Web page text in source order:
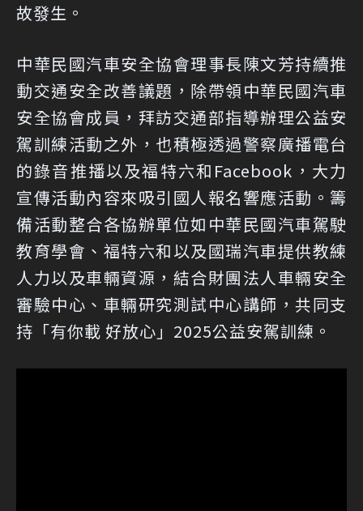
故發生。
中華民國汽車安全協會理事長陳文芳持續推
動交通安全改善議題，除帶領中華民國汽車
安全協會成員，拜訪交通部指導辦理公益安
駕訓練活動之外，也積極透過警察廣播電台
的錄音推播以及福特六和Facebook，大力
宣傳活動內容來吸引國人報名響應活動。籌
備活動整合各協辦單位如中華民國汽車駕駛
教育學會、福特六和以及國瑞汽車提供教練
人力以及車輛資源，結合財團法人車輛安全
審驗中心、車輛研究測試中心講師，共同支
持「有你載 好放心」2025公益安駕訓練。